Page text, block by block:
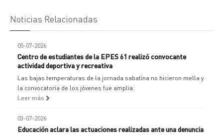
Noticias Relacionadas
05-07-2026
Centro de estudiantes de la EPES 61 realizó convocante
actividad deportiva y recreativa
Las bajas temperaturas de la jornada sabatina no hicieron mella y
la convocatoria de los jóvenes fue amplia.
Leer más
03-07-2026
Educación aclara las actuaciones realizadas ante una denuncia